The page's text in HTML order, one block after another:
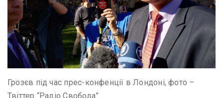
Грозєв під час прес-конфенції в Лондоні, фото –
Твіттер “Радіо Свобода”